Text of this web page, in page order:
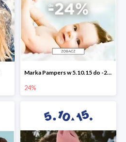
Marka Pampers w 5.10.15 do -24%
24%